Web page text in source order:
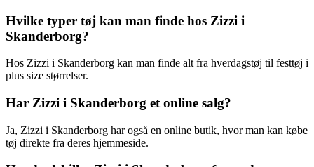
Hvilke typer tøj kan man finde hos Zizzi i
Skanderborg?
Hos Zizzi i Skanderborg kan man finde alt fra hverdagstøj til festtøj i
plus size størrelser.
Har Zizzi i Skanderborg et online salg?
Ja, Zizzi i Skanderborg har også en online butik, hvor man kan købe
tøj direkte fra deres hjemmeside.